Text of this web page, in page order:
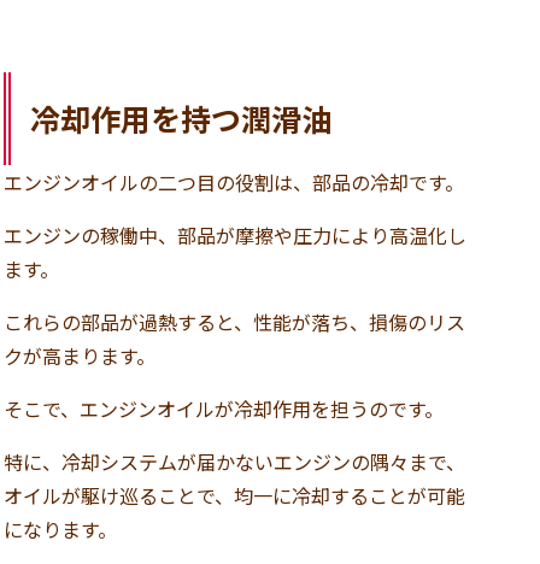
冷却作用を持つ潤滑油
エンジンオイルの二つ目の役割は、部品の冷却です。
エンジンの稼働中、部品が摩擦や圧力により高温化し
ます。
これらの部品が過熱すると、性能が落ち、損傷のリス
クが高まります。
そこで、エンジンオイルが冷却作用を担うのです。
特に、冷却システムが届かないエンジンの隅々まで、
オイルが駆け巡ることで、均一に冷却することが可能
になります。